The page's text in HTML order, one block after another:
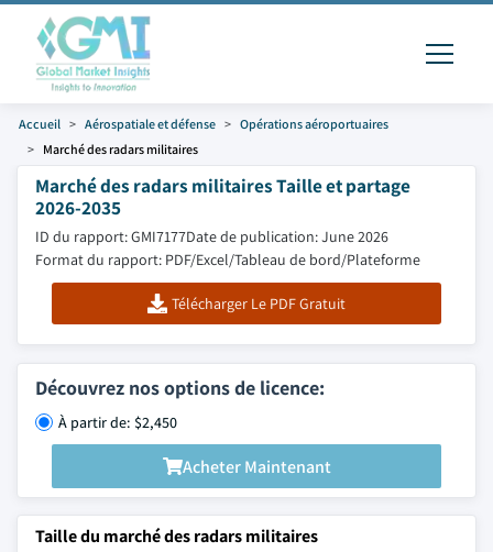
Accueil Aérospatiale et défense
Opérations aéroportuaires
Marché des radars militaires
Marché des radars militaires Taille et partage
2026-2035
ID du rapport: GMI7177Date de publication: June 2026
Format du rapport: PDF/Excel/Tableau de bord/Plateforme
Télécharger Le PDF Gratuit
Découvrez nos options de licence:
À partir de: $2,450
Acheter Maintenant
Taille du marché des radars militaires